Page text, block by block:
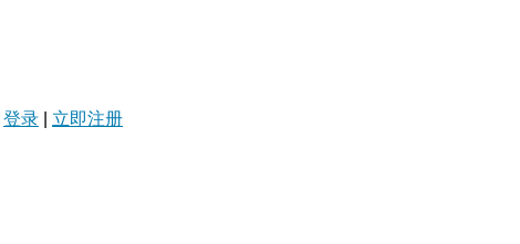
登录 立即注册